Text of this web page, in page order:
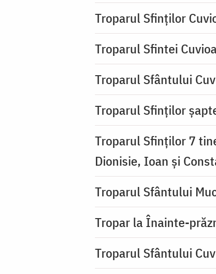
Troparul Sfinţilor
Troparul Sfintei
Troparul Sfântului
Troparul Sfinţilor
Troparul Sfinţilor 7
Dionisie, Ioan şi
Troparul Sfântului
Tropar la Înainte-
Troparul Sfântului